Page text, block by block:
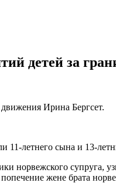
детей за
Ирина Бергсет.
летнего сына и 13-
норвежского
жене брата